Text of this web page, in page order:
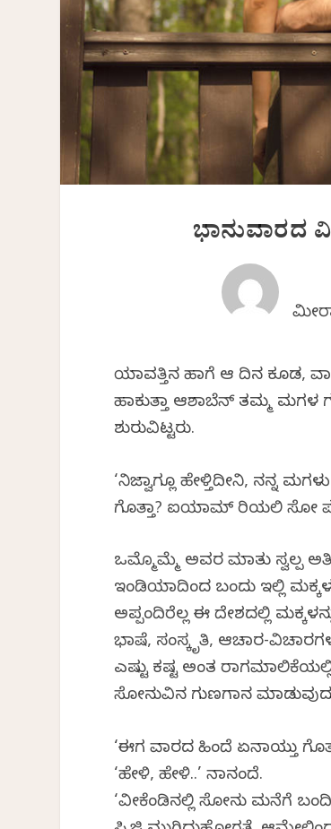
ಭಾನುವಾರದ
ಯಾವತ್ತಿನ ಹಾಗೆ ಆ ದಿನ ಕೂಡ,
ಹಾಕುತ್ತಾ ಆಶಾಬೆನ್ ತಮ್ಮ ಮಗಳ
ಶುರುವಿಟ್ಟರು.
‘ನಿಜ್ವಾಗ್ಲೂ ಹೇಳ್ತಿದೀನಿ, ನನ್ನ
ಗೊತ್ತಾ? ಐಯಾಮ್ ರಿಯಲಿ ಸೋ
ಒಮ್ಮೊಮ್ಮೆ ಅವರ ಮಾತು ಸ್ವಲ್ಪ
ಇಂಡಿಯಾದಿಂದ ಬಂದು ಇಲ್ಲಿ
ಅಪ್ಪಂದಿರೆಲ್ಲ ಈ ದೇಶದಲ್ಲಿ
ಭಾಷೆ, ಸಂಸ್ಕೃತಿ, ಆಚಾರ-
ಎಷ್ಟು ಕಷ್ಟ ಅಂತ
ಸೋನುವಿನ ಗುಣಗಾನ ಮಾಡುವುದು,
‘ಈಗ ವಾರದ ಹಿಂದೆ ಏನಾಯ್ತು
‘ಹೇಳಿ, ಹೇಳಿ..’ ನಾನಂದೆ.
‘ವೀಕೆಂಡಿನಲ್ಲಿ ಸೋನು ಮನೆಗೆ